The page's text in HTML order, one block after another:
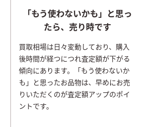
「もう使わないかも」と思っ
たら、売り時です
買取相場は日々変動しており、購入
後時間が経つにつれ査定額が下がる
傾向にあります。「もう使わないか
も」と思ったお品物は、早めにお売
りいただくのが査定額アップのポイ
ントです。